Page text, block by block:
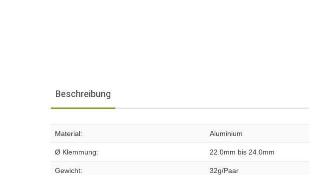
Beschreibung
Material: Aluminium
Ø Klemmung: 22.0mm bis 24.0mm
Gewicht: 32g/Paar